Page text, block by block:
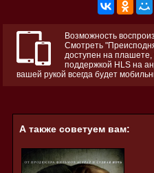
Возможность
Смотреть
доступен на
поддержкой HLS на
вашей рукой всегда будет
А также советуем вам: